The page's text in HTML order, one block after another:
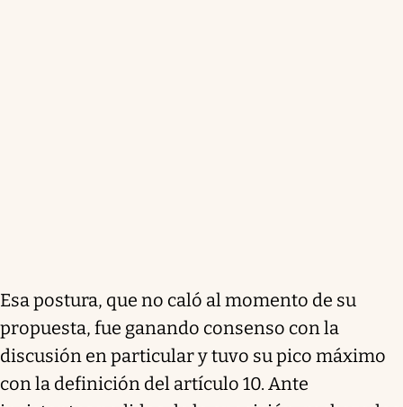
Esa postura, que no caló al momento de su
propuesta, fue ganando consenso con la
discusión en particular y tuvo su pico máximo
con la definición del artículo 10. Ante